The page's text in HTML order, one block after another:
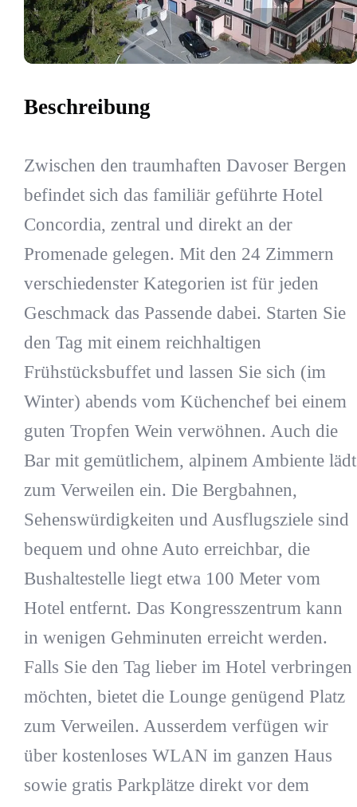
Beschreibung
Zwischen den traumhaften Davoser Bergen
befindet sich das familiär geführte Hotel
Concordia, zentral und direkt an der
Promenade gelegen. Mit den 24 Zimmern
verschiedenster Kategorien ist für jeden
Geschmack das Passende dabei. Starten Sie
den Tag mit einem reichhaltigen
Frühstücksbuffet und lassen Sie sich (im
Winter) abends vom Küchenchef bei einem
guten Tropfen Wein verwöhnen. Auch die
Bar mit gemütlichem, alpinem Ambiente lädt
zum Verweilen ein. Die Bergbahnen,
Sehenswürdigkeiten und Ausflugsziele sind
bequem und ohne Auto erreichbar, die
Bushaltestelle liegt etwa 100 Meter vom
Hotel entfernt. Das Kongresszentrum kann
in wenigen Gehminuten erreicht werden.
Falls Sie den Tag lieber im Hotel verbringen
möchten, bietet die Lounge genügend Platz
zum Verweilen. Ausserdem verfügen wir
über kostenloses WLAN im ganzen Haus
sowie gratis Parkplätze direkt vor dem